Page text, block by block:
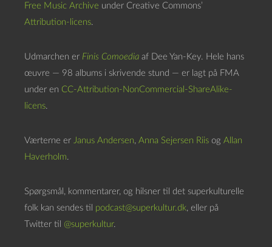
Free Music Archive under Creative Commons’
Attribution-licens.
Udmarchen er Finis Comoedia af Dee Yan-Key. Hele hans
œuvre — 98 albums i skrivende stund — er lagt på FMA
under en CC-Attribution-NonCommercial-ShareAlike-
licens.
Værterne er Janus Andersen, Anna Sejersen Riis og Allan
Haverholm.
Spørgsmål, kommentarer, og hilsner til det superkulturelle
folk kan sendes til podcast@superkultur.dk, eller på
Twitter til @superkultur.